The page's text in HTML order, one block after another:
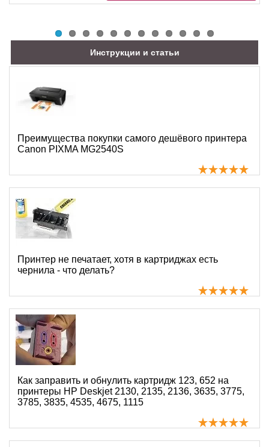
Инструкции и статьи
Преимущества покупки самого дешёвого принтера
Canon PIXMA MG2540S
Принтер не печатает, хотя в картриджах есть
чернила - что делать?
Как заправить и обнулить картридж 123, 652 на
принтеры HP Deskjet 2130, 2135, 2136, 3635, 3775,
3785, 3835, 4535, 4675, 1115